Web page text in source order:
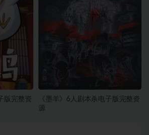
版完整资
《墨羊》6人剧本杀电子版完整资
源